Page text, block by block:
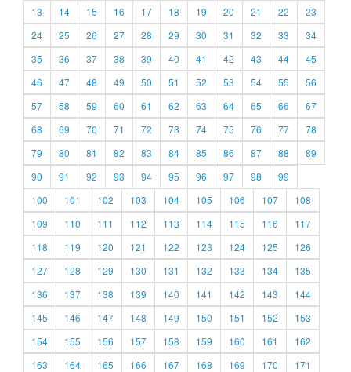
13
14 15 16 17 18 19 20 21 22
23
24
25 26 27 28 29 30 31 32 33
34
35
36 37 38 39 40 41 42 43 44
45
46
47 48 49 50 51 52 53 54 55
56
57
58 59 60 61 62 63 64 65 66
67
68
69 70 71 72 73 74 75 76 77
78
79
80 81 82 83 84 85 86 87 88
89
90
91 92 93 94 95 96 97 98
99
100
101 102 103 104 105 106 107
108
109
110 111 112 113 114 115 116
117
118
119 120 121 122 123 124 125
126
127
128 129 130 131 132 133 134
135
136
137 138 139 140 141 142 143
144
145
146 147 148 149 150 151 152
153
154
155 156 157 158 159 160 161
162
163
164 165 166 167 168 169 170
171